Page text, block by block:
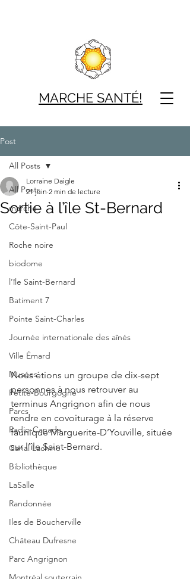
MARCHE SANTÉ!
Post
All Posts
marche
Côte-Saint-Paul
Roche noire
biodome
l’île Saint-Bernard
Batiment 7
Pointe Saint-Charles
Journée internationale des aînés
Ville Émard
Musées
Petite-Bourgogne
Parcs
Radio-Canada
Canal Lachine
Bibliothèque
LaSalle
Randonnée
Iles de Boucherville
Château Dufresne
Parc Angrignon
All Posts
Sortie à l’île St-Bernard
Lorraine Daigle
21 juin 2 min de lecture
Nous étions un groupe de dix-sept
personnes à nous retrouver au
terminus Angrignon afin de nous
rendre en covoiturage à la réserve
faunique Marguerite-D’Youville, située
sur l’île Saint-Bernard.